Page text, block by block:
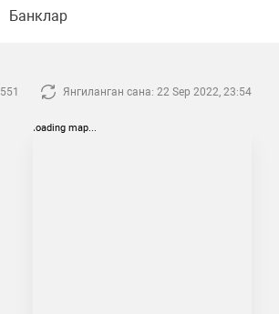
Банклар
551 Янгиланган сана: 22 Sep 2022, 23:54
loading map...